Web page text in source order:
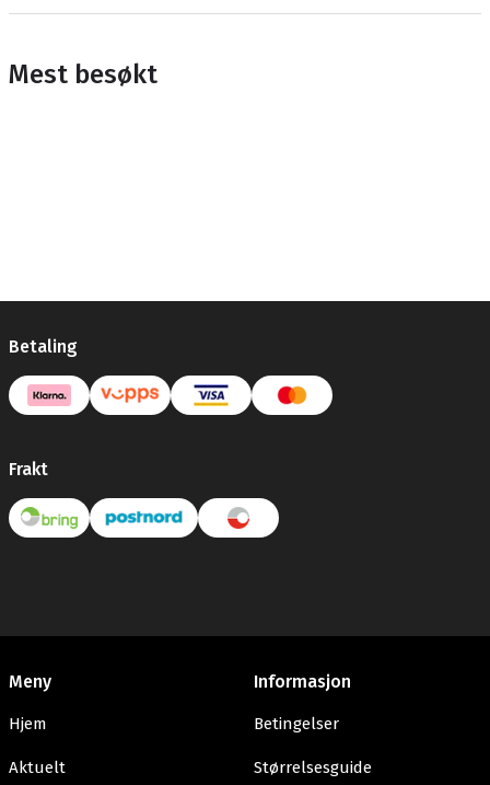
Mest besøkt
Betaling
Frakt
Meny
Hjem
Aktuelt
Informasjon
Betingelser
Størrelsesguide